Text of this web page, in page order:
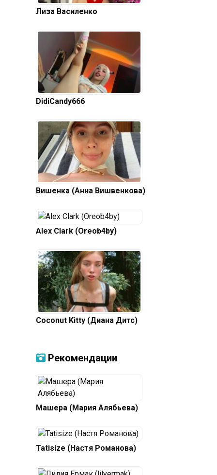
Лиза Василенко
DidiCandy666
Вишенка (Анна Вишвенкова)
Alex Clark (Oreob4by)
​Coconut Kitty (Диана Дитс)
Рекомендации
Машера (Мария Алябьева)
Tatisize (Настя Романова)